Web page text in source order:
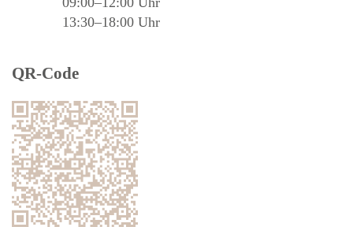
13:30–18:00 Uhr
QR-Code